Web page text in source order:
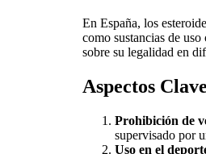
En España, los
como sustancias de
sobre su legalidad en
Aspectos
Prohibición de
supervisado por
Uso en el